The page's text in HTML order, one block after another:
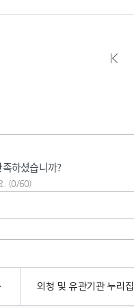
하셨습니까?
. (0/60)
외청 및 유관기관 누리집